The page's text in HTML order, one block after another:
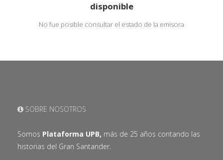
disponible
No fue posible consultar el estado de la emisora
SOBRE NOSOTROS
Somos Plataforma UPB, más de 25 años contando las
historias del Gran Santander.